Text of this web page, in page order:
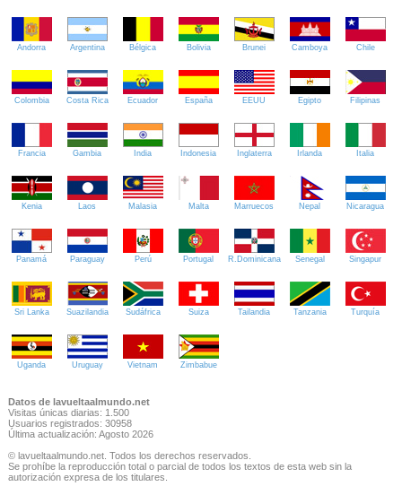
Andorra Argentina Bélgica Bolivia Brunei Camboya Chile
Colombia Costa Rica Ecuador España EEUU Egipto Filipinas
Francia Gambia India Indonesia Inglaterra Irlanda Italia
Kenia Laos Malasia Malta Marruecos Nepal Nicaragua
Panamá Paraguay Perú Portugal R.Dominicana Senegal Singapur
Sri Lanka Suazilandia Sudáfrica Suiza Tailandia Tanzania Turquía
Uganda Uruguay Vietnam Zimbabue
Datos de lavueltaalmundo.net
Visitas únicas diarias: 1.500
Usuarios registrados: 30958
Última actualización: Agosto 2026
© lavueltaalmundo.net. Todos los derechos reservados.
Se prohíbe la reproducción total o parcial de todos los textos de esta web sin la
autorización expresa de los titulares.